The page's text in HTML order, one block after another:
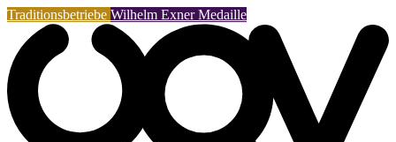
Traditionsbetriebe Wilhelm Exner Medaille